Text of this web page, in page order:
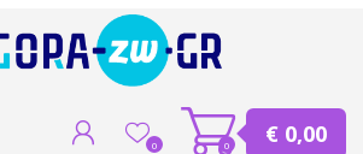
0 0 € 0,00